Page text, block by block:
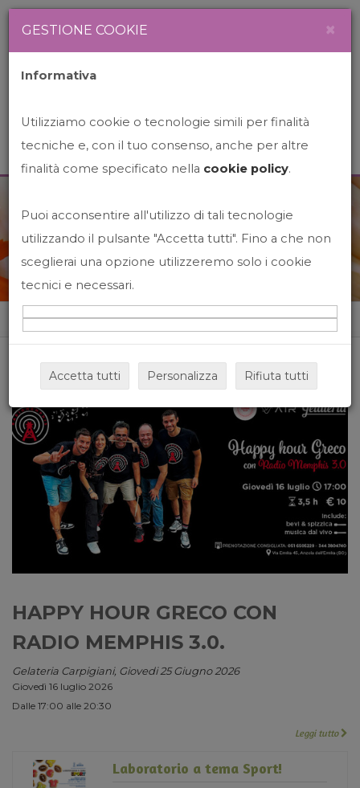
News&Events
Home News&events
HAPPY HOUR GRECO CON
RADIO MEMPHIS 3.0.
Gelateria Carpigiani, Giovedi 25 Giugno 2026
Giovedì 16 luglio 2026
Dalle 17:00 alle 20:30
Leggi tutto
Laboratorio a tema Sport!
GESTIONE COOKIE ×
Informativa
Utilizziamo cookie o tecnologie simili per finalità
tecniche e, con il tuo consenso, anche per altre
finalità come specificato nella cookie policy.
Puoi acconsentire all'utilizzo di tali tecnologie
utilizzando il pulsante "Accetta tutti". Fino a che non
sceglierai una opzione utilizzeremo solo i cookie
tecnici e necessari.
Accetta tutti Personalizza Rifiuta tutti